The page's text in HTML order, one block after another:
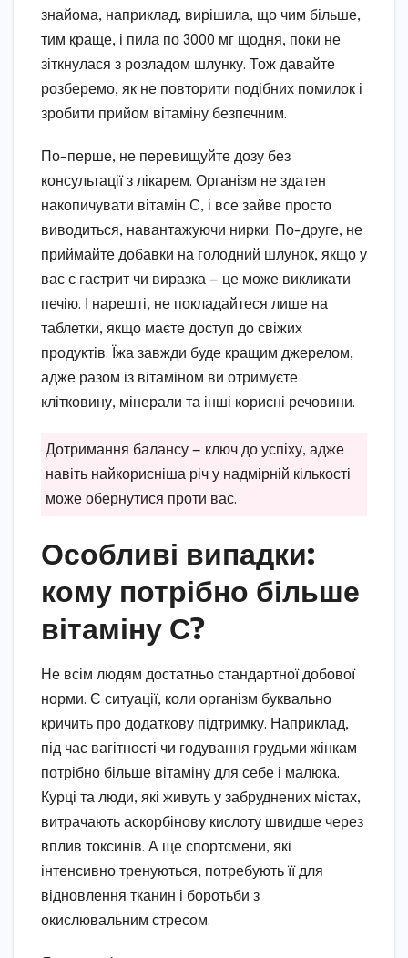
знайома, наприклад, вирішила, що чим більше,
тим краще, і пила по 3000 мг щодня, поки не
зіткнулася з розладом шлунку. Тож давайте
розберемо, як не повторити подібних помилок і
зробити прийом вітаміну безпечним.
По-перше, не перевищуйте дозу без
консультації з лікарем. Організм не здатен
накопичувати вітамін С, і все зайве просто
виводиться, навантажуючи нирки. По-друге, не
приймайте добавки на голодний шлунок, якщо у
вас є гастрит чи виразка — це може викликати
печію. І нарешті, не покладайтеся лише на
таблетки, якщо маєте доступ до свіжих
продуктів. Їжа завжди буде кращим джерелом,
адже разом із вітаміном ви отримуєте
клітковину, мінерали та інші корисні речовини.
Дотримання балансу — ключ до успіху, адже
навіть найкорисніша річ у надмірній кількості
може обернутися проти вас.
Особливі випадки:
кому потрібно більше
вітаміну С?
Не всім людям достатньо стандартної добової
норми. Є ситуації, коли організм буквально
кричить про додаткову підтримку. Наприклад,
під час вагітності чи годування грудьми жінкам
потрібно більше вітаміну для себе і малюка.
Курці та люди, які живуть у забруднених містах,
витрачають аскорбінову кислоту швидше через
вплив токсинів. А ще спортсмени, які
інтенсивно тренуються, потребують її для
відновлення тканин і боротьби з
окислювальним стресом.